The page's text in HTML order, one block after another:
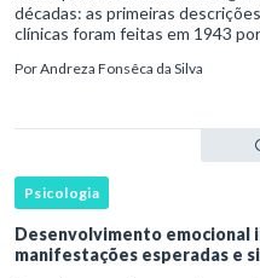
décadas: as primeiras
clínicas foram feitas em 1943
PorAndreza Fonsêca da Silva
Psicologia
Desenvolvimento
manifestações esperadas e